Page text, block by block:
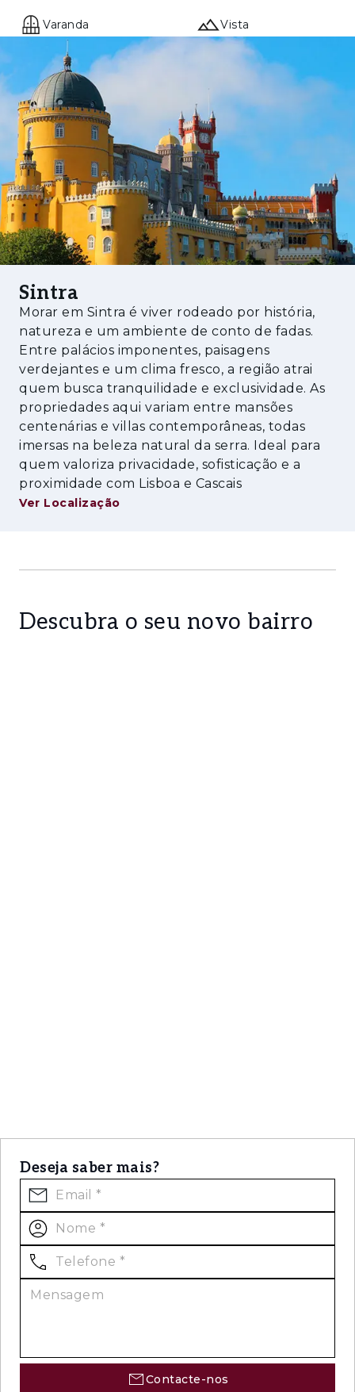
Varanda Vista
Sintra
Morar em Sintra é viver rodeado por história,
natureza e um ambiente de conto de fadas.
Entre palácios imponentes, paisagens
verdejantes e um clima fresco, a região atrai
quem busca tranquilidade e exclusividade. As
propriedades aqui variam entre mansões
centenárias e villas contemporâneas, todas
imersas na beleza natural da serra. Ideal para
quem valoriza privacidade, sofisticação e a
proximidade com Lisboa e Cascais
Ver Localização
Descubra o seu novo bairro
Deseja saber mais?
Contacte-nos